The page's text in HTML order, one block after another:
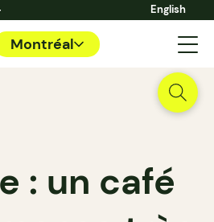
English
Montréal
: un café